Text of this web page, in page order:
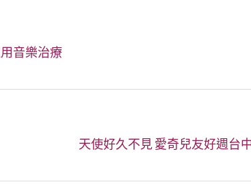
音樂治療
Next:
天使好久不見 愛奇兒友好週台